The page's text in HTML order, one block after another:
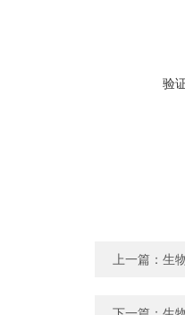
验
上一篇： 生